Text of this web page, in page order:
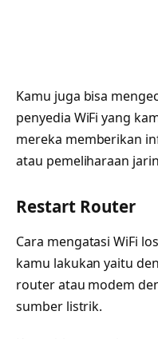
Kamu juga bisa
penyedia WiFi yang
mereka memberikan
atau pemeliharaan
Restart Router
Cara mengatasi WiFi
kamu lakukan yaitu
router atau modem
sumber listrik.